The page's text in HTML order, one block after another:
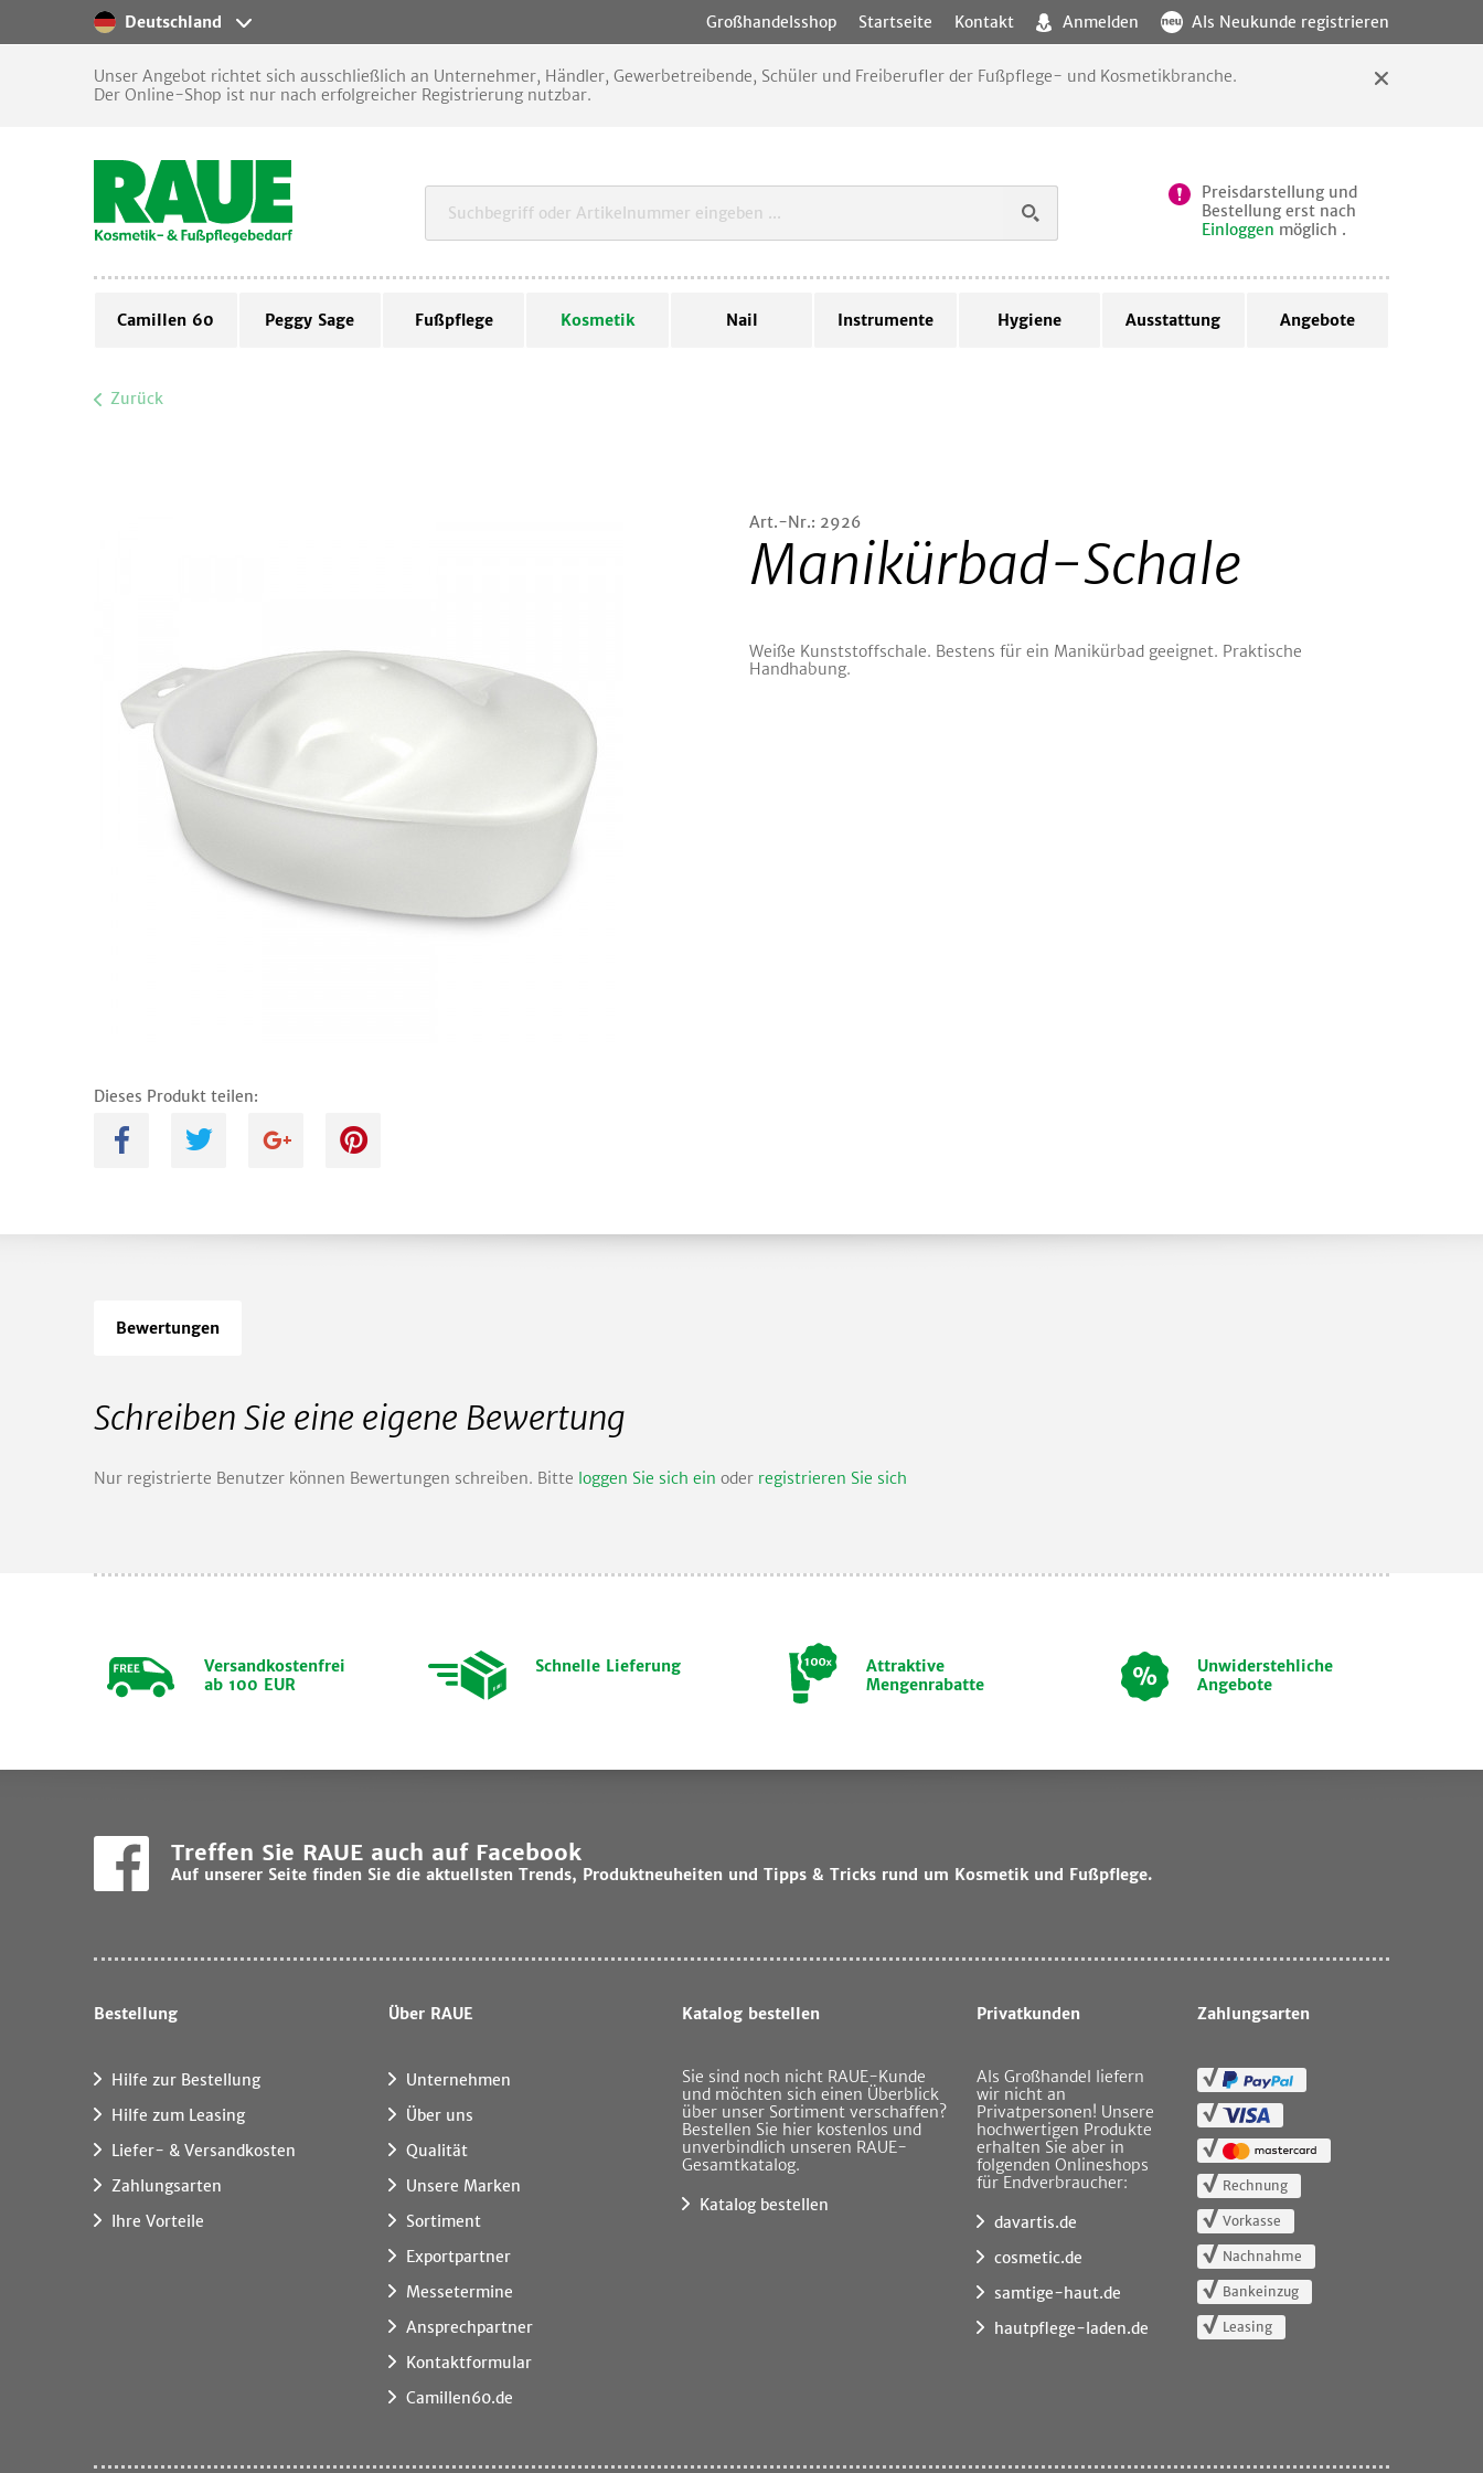
Deutschland Großhandelsshop Startseite Kontakt Anmelden Als Neukunde registrieren
Unser Angebot richtet sich ausschließlich an Unternehmer, Händler, Gewerbetreibende, Schüler und Freiberufler der Fußpflege- und Kosmetikbranche.
Der Online-Shop ist nur nach erfolgreicher Registrierung nutzbar.
Preisdarstellung und
Bestellung erst nach
Einloggen möglich .
Camillen 60 Peggy Sage Fußpflege Kosmetik Nail Instrumente Hygiene Ausstattung Angebote
Zurück
Dieses Produkt teilen:
A B C D
Art.-Nr.: 2926
Manikürbad-Schale
Weiße Kunststoffschale. Bestens für ein Manikürbad geeignet. Praktische
Handhabung.
Bewertungen
Schreiben Sie eine eigene Bewertung
Nur registrierte Benutzer können Bewertungen schreiben. Bitte loggen Sie sich ein oder registrieren Sie sich
Versandkostenfrei
ab 100 EUR
Schnelle Lieferung
Attraktive
Mengenrabatte
Unwiderstehliche
Angebote
Treffen Sie RAUE auch auf Facebook
Auf unserer Seite finden Sie die aktuellsten Trends, Produktneuheiten und Tipps & Tricks rund um Kosmetik und Fußpflege.
Bestellung
Hilfe zur Bestellung
Hilfe zum Leasing
Liefer- & Versandkosten
Zahlungsarten
Ihre Vorteile
Über RAUE
Unternehmen
Über uns
Qualität
Unsere Marken
Sortiment
Exportpartner
Messetermine
Ansprechpartner
Kontaktformular
Camillen60.de
Katalog bestellen
Sie sind noch nicht RAUE-Kunde
und möchten sich einen Überblick
über unser Sortiment verschaffen?
Bestellen Sie hier kostenlos und
unverbindlich unseren RAUE-
Gesamtkatalog.
Katalog bestellen
Privatkunden
Als Großhandel liefern
wir nicht an
Privatpersonen! Unsere
hochwertigen Produkte
erhalten Sie aber in
folgenden Onlineshops
für Endverbraucher:
davartis.de
cosmetic.de
samtige-haut.de
hautpflege-laden.de
Zahlungsarten
Rechnung
Vorkasse
Nachnahme
Bankeinzug
Leasing